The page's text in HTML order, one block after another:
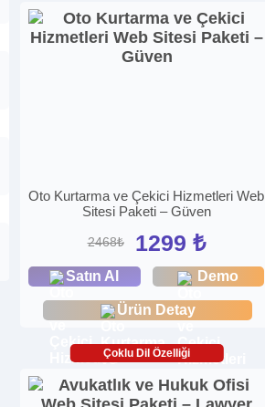
Oto Kurtarma ve Çekici Hizmetleri Web
Sitesi Paketi – Güven
2468₺ 1299 ₺
Satın Al Demo
Ürün Detay
Çoklu Dil Özelliği